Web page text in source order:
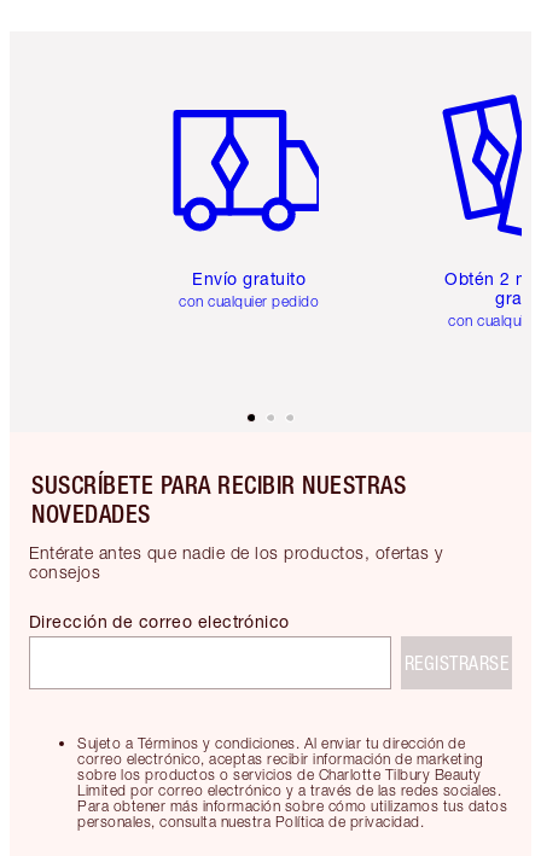
Envío gratuito
con cualquier pedido
Obtén 2
gratis
con
SUSCRÍBETE PARA RECIBIR NUESTRAS
NOVEDADES
Entérate antes que nadie de los productos, ofertas y
consejos
Sujeto a Términos y condiciones. Al enviar tu dirección de
correo electrónico, aceptas recibir información de marketing
sobre los productos o servicios de Charlotte Tilbury Beauty
Limited por correo electrónico y a través de las redes sociales.
Para obtener más información sobre cómo utilizamos tus datos
personales, consulta nuestra Política de privacidad.
Dirección de correo electrónico
REGISTRARSE